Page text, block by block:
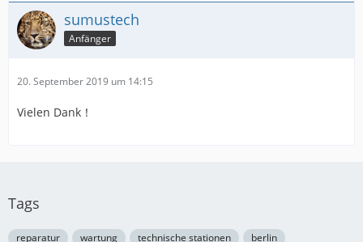
sumustech
Anfänger
20. September 2019 um 14:15
Vielen Dank！
Tags
reparatur wartung technische stationen berlin